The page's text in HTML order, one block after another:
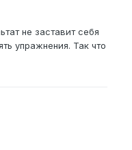
не заставит себя
упражнения. Так что